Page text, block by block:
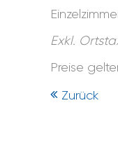
Exkl.
Preise
Zurück